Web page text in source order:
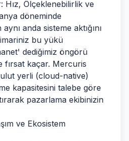
Hız, Ölçeklenebilirlik ve
döneminde
anda sisteme aktığını
bu yükü
dediğimiz öngörü
fırsat kaçar. Mercuris
yerli (cloud-native)
kapasitesini talebe göre
pazarlama ekibinizin
ve Ekosistem